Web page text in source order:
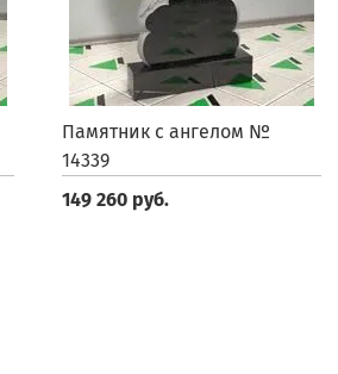
Памятник с ангелом №
14339
149 260 руб.